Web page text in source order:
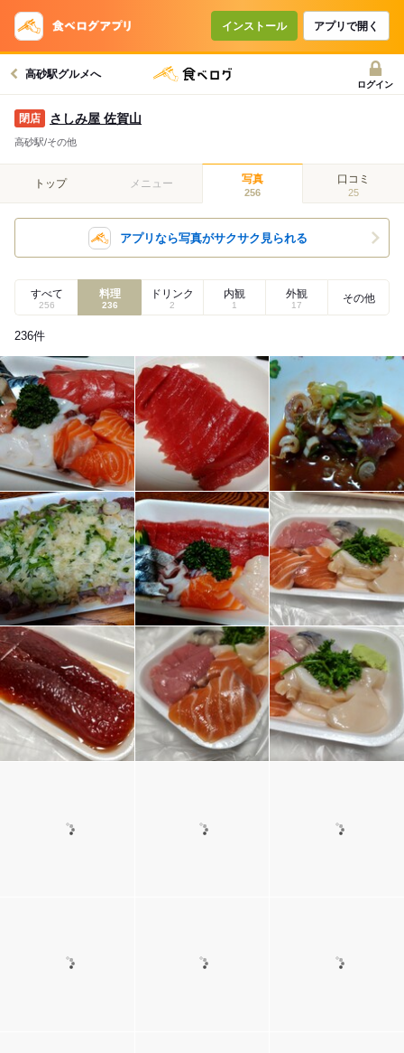
インストール アプリで開く
高砂駅グルメへ
ログイン
さしみ屋 佐賀山
高砂駅/その他
トップ メニュー 写真
256
口コミ
25
アプリなら写真がサクサク見られる
すべて
256
料理
236
ドリンク
2
内観
1
外観
17
その他
236件